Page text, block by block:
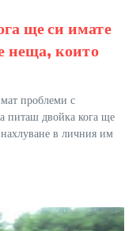
ще си имате
неща, които
проблеми с
питаш двойка кога ще
в личния им